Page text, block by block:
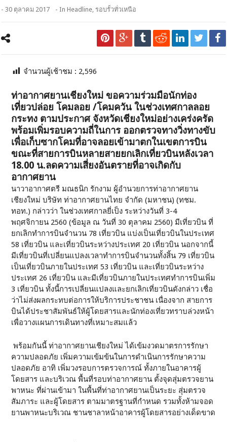
- 30 ตุลาคม 2017 - InHeadline, รอบรั้วทั่วเหนือ
จำนวนผู้เช้าชม : 2,596
ท่าอากาศยานเชียงใหม่ ขอความร่วมมือนักท่อง
เที่ยวปล่อย โคมลอย /โคมควัน ในช่วงเทศกาลลอย
กระทง ตามประกาศ จังหวัดเชียงใหม่อย่างเคร่งครัด
พร้อมเพิ่มรอบความถี่ในการ ออกตรวจทางวิ่งทางขับ
เพื่อเก็บซากโคมที่อาจลอยเข้ามาตกในเขตการบิน
ขณะที่สายการบินหลายสายยกเลิกเที่ยวบินหลังเวลา
18.00 น.ลดความเสี่ยงอันตรายที่อาจเกิดกับ
อากาศยาน
นาวาอากาศตรี มณธนิก รักงาม ผู้อำนวยการท่าอากาศยาน
เชียงใหม่ บริษัท ท่าอากาศยานไทย จำกัด (มหาชน) (ทชม.
ทอท.) กล่าวว่า ในช่วงเทศกาลยี่เป็ง ระหว่างวันที่ 3-4
พฤศจิกายน 2560 (ข้อมูล ณ วันที่ 30 ตุลาคม 2560) มีเที่ยวบิน ที่
ยกเลิกทำการบินจำนวน 78 เที่ยวบิน แบ่งเป็นเที่ยวบินในประเทศ
58 เที่ยวบิน และเที่ยวบินระหว่างประเทศ 20 เที่ยวบิน นอกจากนี้
มีเที่ยวบินที่เปลี่ยนแปลงเวลาทำการบินจำนวนทั้งสิ้น 79 เที่ยวบิน
เป็นเที่ยวบินภายในประเทศ 53 เที่ยวบิน และเที่ยวบินระหว่าง
ประเทศ 26 เที่ยวบิน และมีเที่ยวบินภายในประเทศทำการบินเพิ่ม
3 เที่ยวบิน ทั้งนี้การเปลี่ยนแปลงและยกเลิกเที่ยวบินดังกล่าว เชื่อ
ว่าไม่ส่งผลกระทบต่อการให้บริการประชาชน เนื่องจาก สายการ
บินได้ประชาสัมพันธ์ให้ผู้โดยสารและนักท่องเที่ยวทราบล่วงหน้า
เพื่อวางแผนการเดินทางที่เหมาะสมแล้ว
พร้อมกันนี้ ท่าอากาศยานเชียงใหม่ ได้เข้มงวดมาตรการรักษา
ความปลอดภัย เพิ่มความเข้มข้นในการดำเนินการรักษาความ
ปลอดภัย อาทิ เพิ่มวงรอบการตรวจการณ์ ทั้งภายในอาคารผู้
โดยสาร และบริเวณ พื้นที่รอบท่าอากาศยาน ตั้งจุดสุ่มตรวจยาน
พาหนะ ที่ผ่านเข้ามา ในพื้นที่ท่าอากาศยานเป็นระยะ สุ่มตรวจ
สัมภาระ และผู้โดยสาร ตามมาตรฐานที่กำหนด รวมทั้งห้ามจอด
ยานพาหนะบริเวณ ชานชาลาหน้าอาคารผู้โดยสารอย่างเด็ดขาด